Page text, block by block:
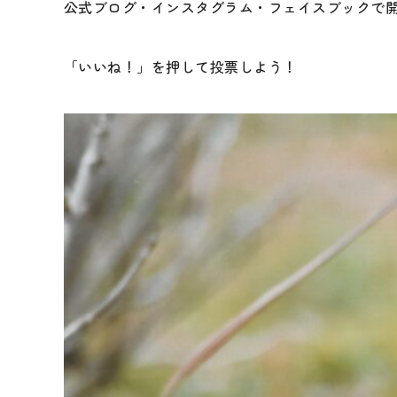
公式ブログ・インスタグラム・フェイスブックで
「いいね！」を押して投票しよう！